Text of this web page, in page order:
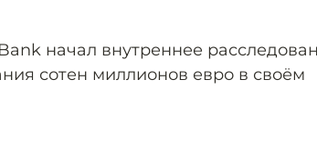
начал внутреннее
сотен миллионов евро в своём